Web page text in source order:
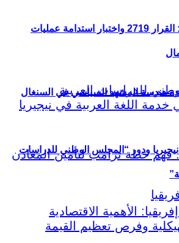
هندسة المشهد السياسي في السنغال
متلازمة مقديشو: القرار 2719 واختبار استدامة عمليات
نيجيريا ودور “المجلس الوطني للدراسات